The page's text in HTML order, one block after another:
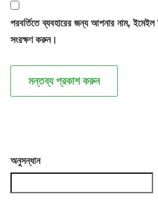
পরবর্তিতে ব্যবহারের জন্য আপনার নাম, ইমেইল
সংরক্ষণ করুন।
মন্তব্য প্রকাশ করুন
অনুসন্ধান